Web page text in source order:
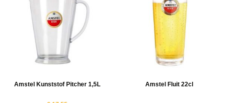
Amstel Kunststof Pitcher 1,5L Amstel Fluit 22cl